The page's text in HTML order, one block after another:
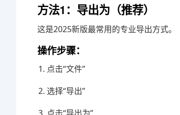
方法1：导出为（推荐）
这是2025新版最常用的专业导出方式。
操作步骤：
点击“文件”
选择“导出”